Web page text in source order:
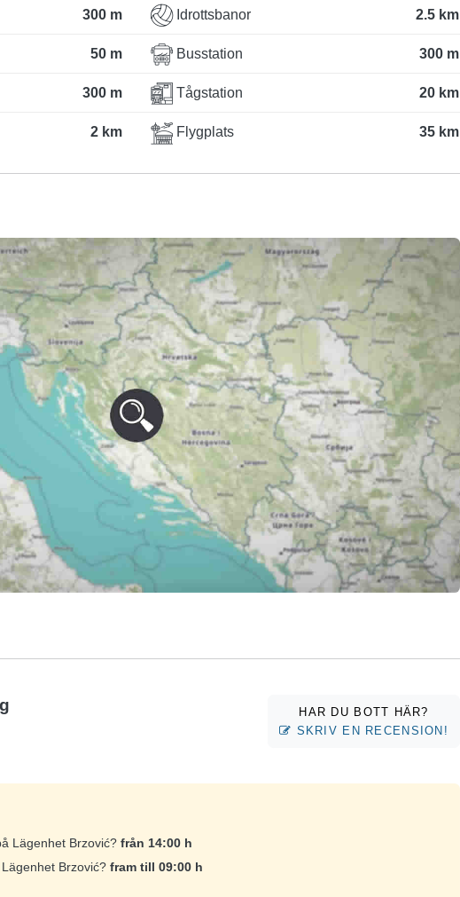
300 m
50 m
300 m
2 km
Idrottsbanor 2.5 km
Busstation 300 m
Tågstation 20 km
Flygplats 35 km
HAR DU BOTT HÄR?
SKRIV EN RECENSION!
Lägenhet Brzović? från 14:00 h
Brzović? fram till 09:00 h